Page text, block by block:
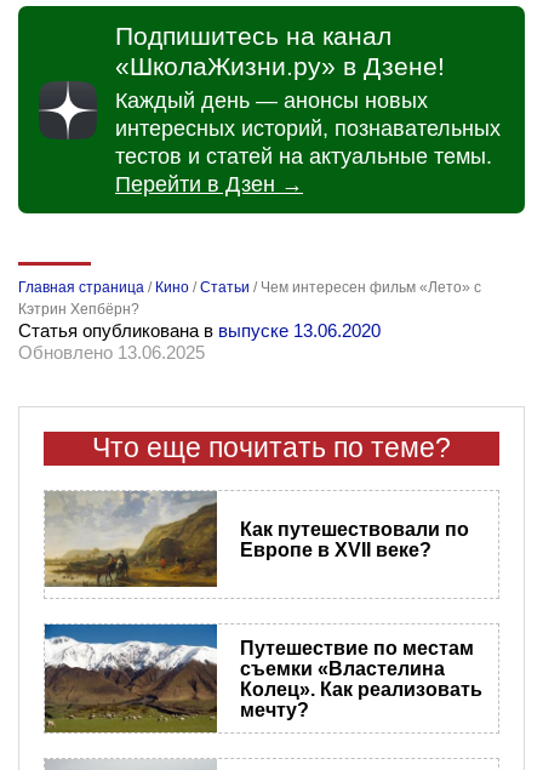
Подпишитесь на канал
«ШколаЖизни.ру» в Дзене!
Каждый день — анонсы новых
интересных историй, познавательных
тестов и статей на актуальные темы.
Перейти в Дзен →
Главная страница / Кино /Статьи / Чем интересен фильм «Лето» с
Кэтрин Хепбёрн?
Статья опубликована в выпуске 13.06.2020
Обновлено 13.06.2025
Что еще почитать по теме?
Как путешествовали по
Европе в XVII веке?
Путешествие по местам
съемки «Властелина
Колец». Как реализовать
мечту?